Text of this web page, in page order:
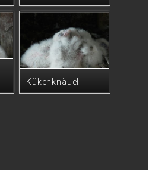
Kükenknäuel